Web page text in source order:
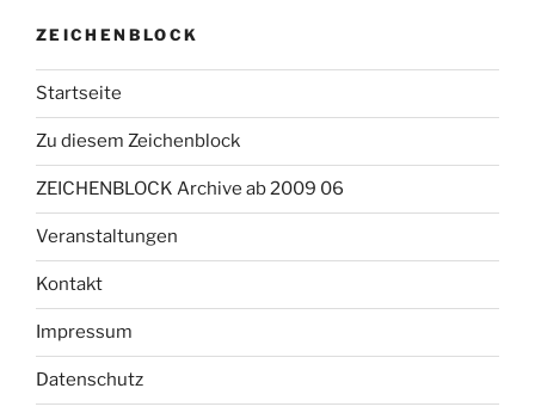
ZEICHENBLOCK
Startseite
Zu diesem Zeichenblock
ZEICHENBLOCK Archive ab 2009 06
Veranstaltungen
Kontakt
Impressum
Datenschutz